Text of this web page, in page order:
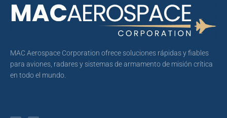
MAC Aerospace Corporation ofrece soluciones rápidas y fiables
para aviones, radares y sistemas de armamento de misión crítica
en todo el mundo.